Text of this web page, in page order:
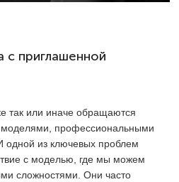
с приглашенной
так или иначе обращаются
профессиональными
из ключевых проблем
с моделью, где мы можем
сложностями. Они часто